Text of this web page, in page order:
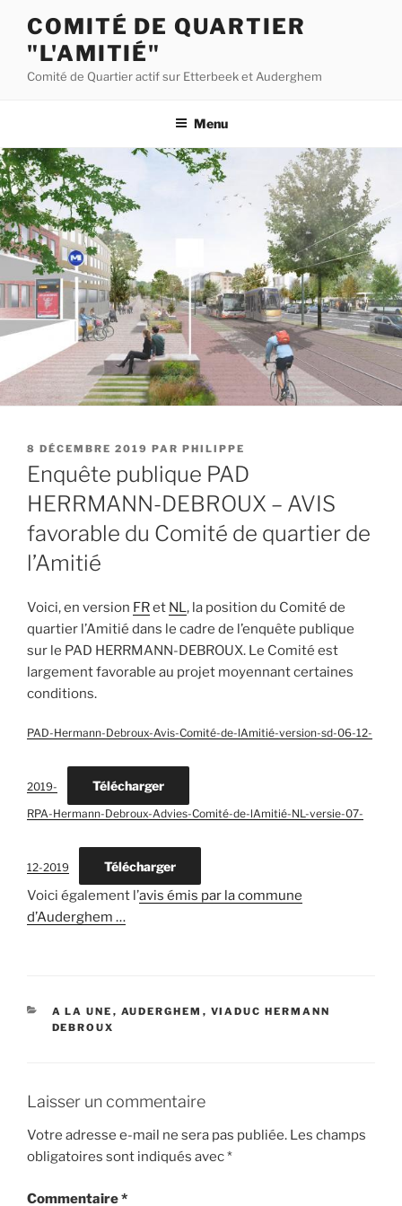
contenu
principal
COMITÉ DE QUARTIER
"L'AMITIÉ"
Comité de Quartier actif sur Etterbeek et Auderghem
Menu
PUBLIÉ
LE
8 DÉCEMBRE 2019 PAR PHILIPPE
Enquête publique PAD
HERRMANN-DEBROUX – AVIS
favorable du Comité de quartier de
l’Amitié
Voici, en version FRet NL, la position du Comité de
quartier l’Amitié dans le cadre de l’enquête publique
sur le PAD HERRMANN-DEBROUX. Le Comité est
largement favorable au projet moyennant certaines
conditions.
PAD-Hermann-Debroux-Avis-Comité-de-lAmitié-version-sd-06-12-
2019- Télécharger
RPA-Hermann-Debroux-Advies-Comité-de-lAmitié-NL-versie-07-
12-2019 Télécharger
Voici également l’avis émis par la commune
d’Auderghem …
CATÉGORIES
A LA UNE , AUDERGHEM , VIADUC HERMANN
DEBROUX
Laisser un commentaire
Votre adresse e-mail ne sera pas publiée. Les champs
obligatoires sont indiqués avec*
Commentaire*